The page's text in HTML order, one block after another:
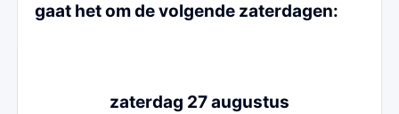
gaat het om de volgende zaterdagen:
zaterdag 27 augustus